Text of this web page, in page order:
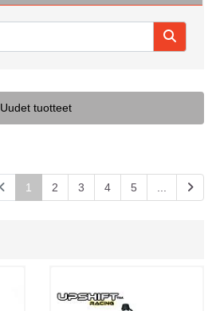
Uudet tuotteet
1 2 3 4 5